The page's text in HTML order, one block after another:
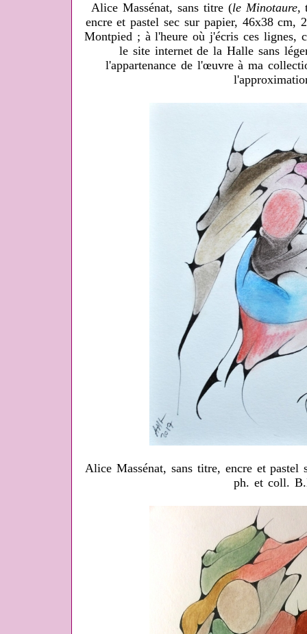
Alice Massénat, sans titre (le Minotaure,
encre et pastel sec sur papier, 46x38 cm,
Montpied ; à l'heure où j'écris ces lignes,
le site internet de la Halle sans
l'appartenance de l'œuvre à ma
Alice Massénat, sans titre, encre et pastel
ph. et coll.